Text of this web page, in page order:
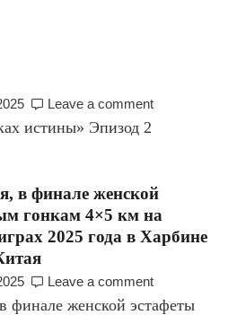
Leave a comment
истины» Эпизод 2
в финале женской
гонкам 4×5 км на
2025 года в Харбине
Leave a comment
финале женской эстафеты